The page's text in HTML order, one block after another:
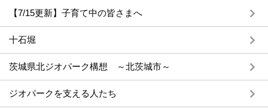
【7/15更新】子育て中の皆さまへ
十石堀
茨城県北ジオパーク構想 ～北茨城市～
ジオパークを支える人たち